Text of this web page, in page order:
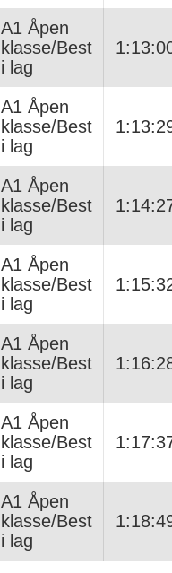
A1 Åpen
klasse/Best
i lag
A1 Åpen
klasse/Best
i lag
A1 Åpen
klasse/Best
i lag
A1 Åpen
klasse/Best
i lag
A1 Åpen
klasse/Best
i lag
A1 Åpen
klasse/Best
i lag
A1 Åpen
klasse/Best
i lag